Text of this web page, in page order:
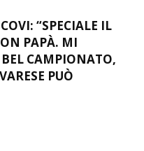
“SPECIALE IL
PAPÀ. MI
CAMPIONATO,
PUÒ